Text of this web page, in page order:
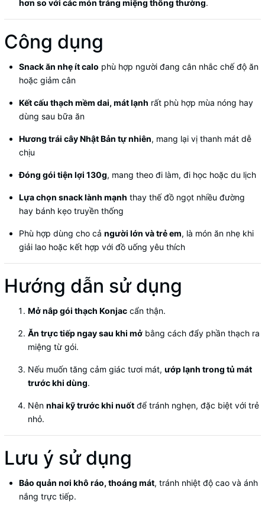
hơn so với các món tráng miệng thông thường.
Công dụng
Snack ăn nhẹ ít calo phù hợp người đang cân nhắc chế độ ăn
hoặc giảm cân
Kết cấu thạch mềm dai, mát lạnh rất phù hợp mùa nóng hay
dùng sau bữa ăn
Hương trái cây Nhật Bản tự nhiên, mang lại vị thanh mát dễ
chịu
Đóng gói tiện lợi 130g, mang theo đi làm, đi học hoặc du lịch
Lựa chọn snack lành mạnh thay thế đồ ngọt nhiều đường
hay bánh kẹo truyền thống
Phù hợp dùng cho cả người lớn và trẻ em, là món ăn nhẹ khi
giải lao hoặc kết hợp với đồ uống yêu thích
Hướng dẫn sử dụng
Mở nắp gói thạch Konjac cẩn thận.
Ăn trực tiếp ngay sau khi mở bằng cách đẩy phần thạch ra
miệng từ gói.
Nếu muốn tăng cảm giác tươi mát, ướp lạnh trong tủ mát
trước khi dùng.
Nên nhai kỹ trước khi nuốt để tránh nghẹn, đặc biệt với trẻ
nhỏ.
Lưu ý sử dụng
Bảo quản nơi khô ráo, thoáng mát, tránh nhiệt độ cao và ánh
nắng trực tiếp.